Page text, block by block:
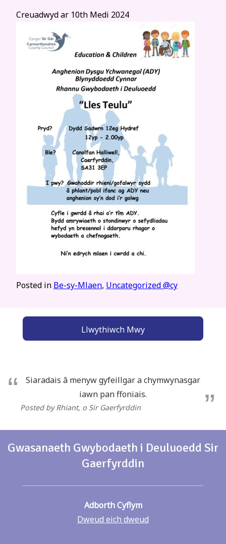
Creuadwyd ar 10th Medi 2024
Posted in Be-sy-Mlaen, Uncategorized @cy
Llwythiwch Mwy
Siaradais â menyw gyfeillgar a chymwynasgar
iawn pan ffoniais.
Posted by Rhiant, o Sir Gaerfyrddin
Gwasanaeth Gwybodaeth i Deuluoedd Sir
Gaerfyrddin
Adborth Cyflym
Dweud eich dweud